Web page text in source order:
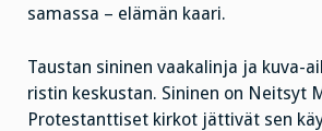
samassa – elämän kaari.
Taustan sininen vaakalinja ja kuva-
ristin keskustan. Sininen on Neitsyt
Protestanttiset kirkot jättivät sen